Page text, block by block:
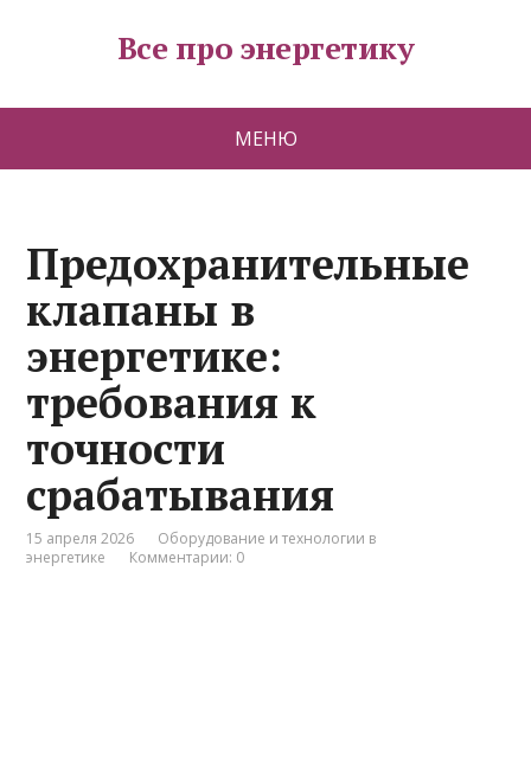
Все про энергетику
МЕНЮ
Предохранительные
клапаны в
энергетике:
требования к
точности
срабатывания
15 апреля 2026
Оборудование и технологии в
энергетике
Комментарии: 0